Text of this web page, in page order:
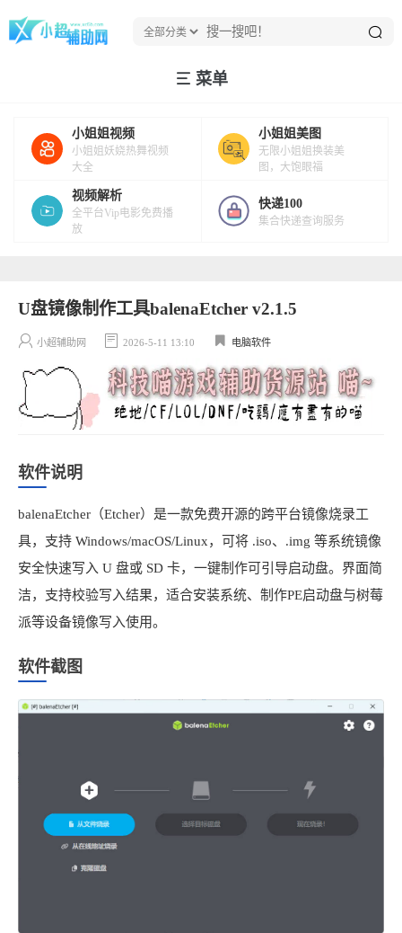
菜单
小姐姐视频
小姐姐妖娆热舞视频
大全
小姐姐美图
无限小姐姐换装美
图，大饱眼福
视频解析
全平台Vip电影免费播
放
快递100
集合快递查询服务
U盘镜像制作工具balenaEtcher v2.1.5
小超辅助网 2026-5-11 13:10 电脑软件
软件说明
balenaEtcher（Etcher）是一款免费开源的跨平台镜像烧录工
具，支持 Windows/macOS/Linux，可将 .iso、.img 等系统镜像
安全快速写入 U 盘或 SD 卡，一键制作可引导启动盘。界面简
洁，支持校验写入结果，适合安装系统、制作PE启动盘与树莓
派等设备镜像写入使用。
软件截图